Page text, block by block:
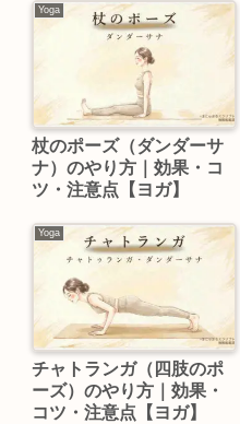
Yoga
杖のポーズ（ダンダーサ
ナ）のやり方｜効果・コ
ツ・注意点【ヨガ】
Yoga
チャトランガ（四肢のポ
ーズ）のやり方｜効果・
コツ・注意点【ヨガ】